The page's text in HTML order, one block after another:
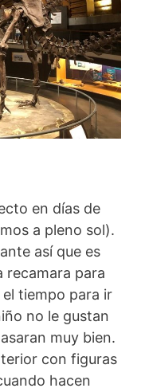
en días de
a pleno sol).
así que es
recamara para
tiempo para ir
no le gustan
muy bien.
con figuras
hacen